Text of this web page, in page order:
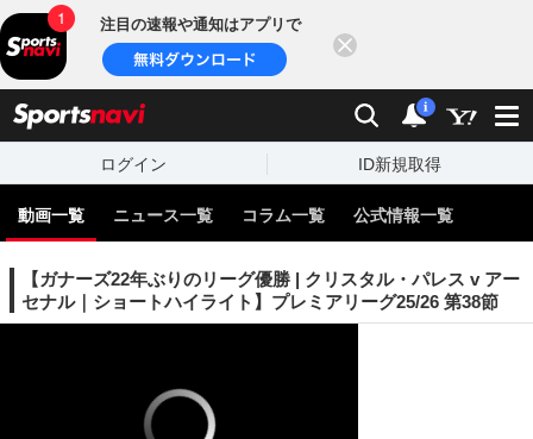
注目の速報や通知はアプリで
検索 通知
i
ログイン ID新規取得
動画一覧 ニュース一覧 コラム一覧 公式情報一覧
【ガナーズ22年ぶりのリーグ優勝 | クリスタル・パレス v アー
セナル｜ショートハイライト】プレミアリーグ25/26 第38節